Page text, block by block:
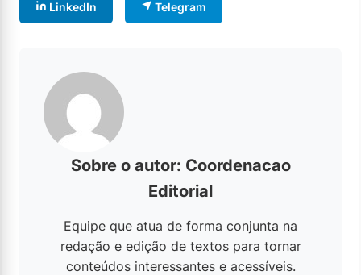
LinkedIn Telegram
Sobre o autor: Coordenacao
Editorial
Equipe que atua de forma conjunta na
redação e edição de textos para tornar
conteúdos interessantes e acessíveis.